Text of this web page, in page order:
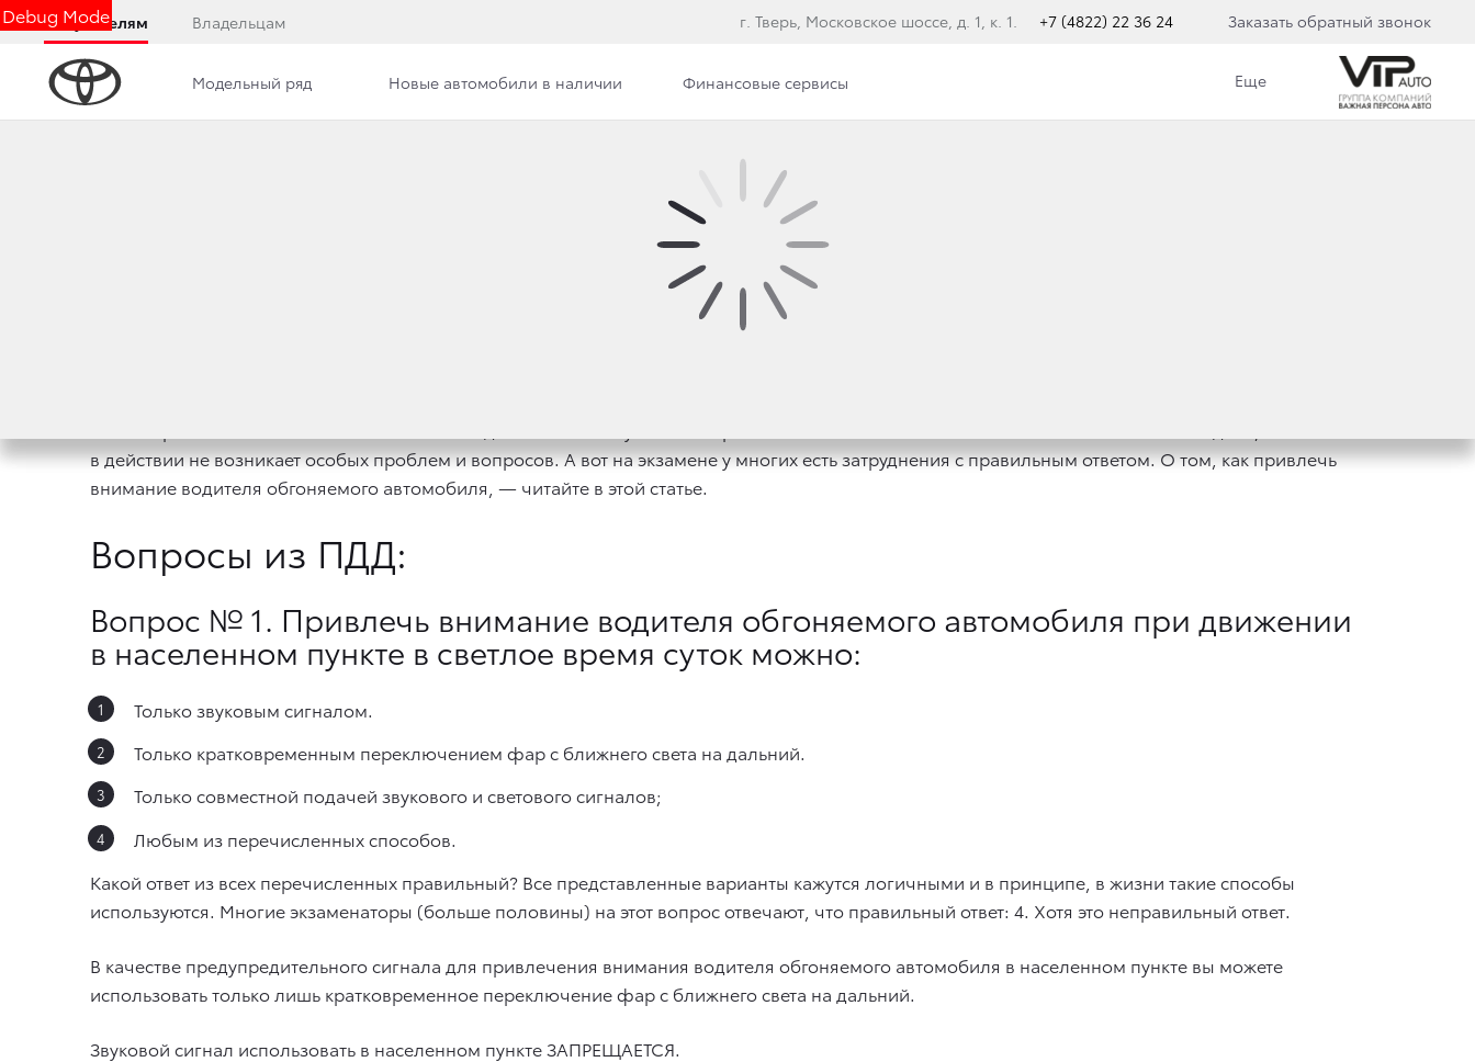
Debug Mode
Покупателям Владельцам г. Тверь, Московское шоссе, д. 1, к. 1. +7 (4822) 22 36 24 Заказать обратный звонок
Модельный ряд Новые автомобили в наличии Финансовые сервисы Еще
КАК ПРИВЛЕЧЬ ВНИМАНИЕ ОБГОНЯЕМОГО АВТОМОБИЛЯ?
в действии не возникает особых проблем и вопросов. А вот на экзамене у многих есть затруднения с правильным ответом. О том, как привлечь
внимание водителя обгоняемого автомобиля, — читайте в этой статье.
Вопросы из ПДД:
Вопрос № 1. Привлечь внимание водителя обгоняемого автомобиля при движении
в населенном пункте в светлое время суток можно:
Только звуковым сигналом.
Только кратковременным переключением фар с ближнего света на дальний.
Только совместной подачей звукового и светового сигналов;
Любым из перечисленных способов.
Какой ответ из всех перечисленных правильный? Все представленные варианты кажутся логичными и в принципе, в жизни такие способы
используются. Многие экзаменаторы (больше половины) на этот вопрос отвечают, что правильный ответ: 4. Хотя это неправильный ответ.
В качестве предупредительного сигнала для привлечения внимания водителя обгоняемого автомобиля в населенном пункте вы можете
использовать только лишь кратковременное переключение фар с ближнего света на дальний.
Звуковой сигнал использовать в населенном пункте ЗАПРЕЩАЕТСЯ.